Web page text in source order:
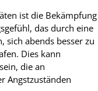
ist die Bekämpfung
das durch eine
sich abends besser zu
Dies kann
die an
Angstzuständen